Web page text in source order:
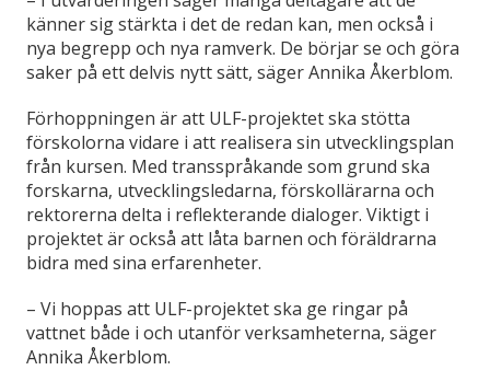
känner sig stärkta i det de redan kan, men också i
nya begrepp och nya ramverk. De börjar se och göra
saker på ett delvis nytt sätt, säger Annika Åkerblom.
Förhoppningen är att ULF-projektet ska stötta
förskolorna vidare i att realisera sin utvecklingsplan
från kursen. Med transspråkande som grund ska
forskarna, utvecklingsledarna, förskollärarna och
rektorerna delta i reflekterande dialoger. Viktigt i
projektet är också att låta barnen och föräldrarna
bidra med sina erfarenheter.
– Vi hoppas att ULF-projektet ska ge ringar på
vattnet både i och utanför verksamheterna, säger
Annika Åkerblom.